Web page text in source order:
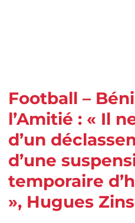
Football –
l’Amitié : « Il
d’un
d’une
temporaire
», Hugues